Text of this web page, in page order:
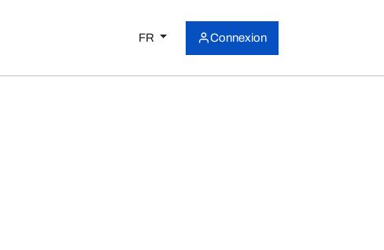
FR Connexion